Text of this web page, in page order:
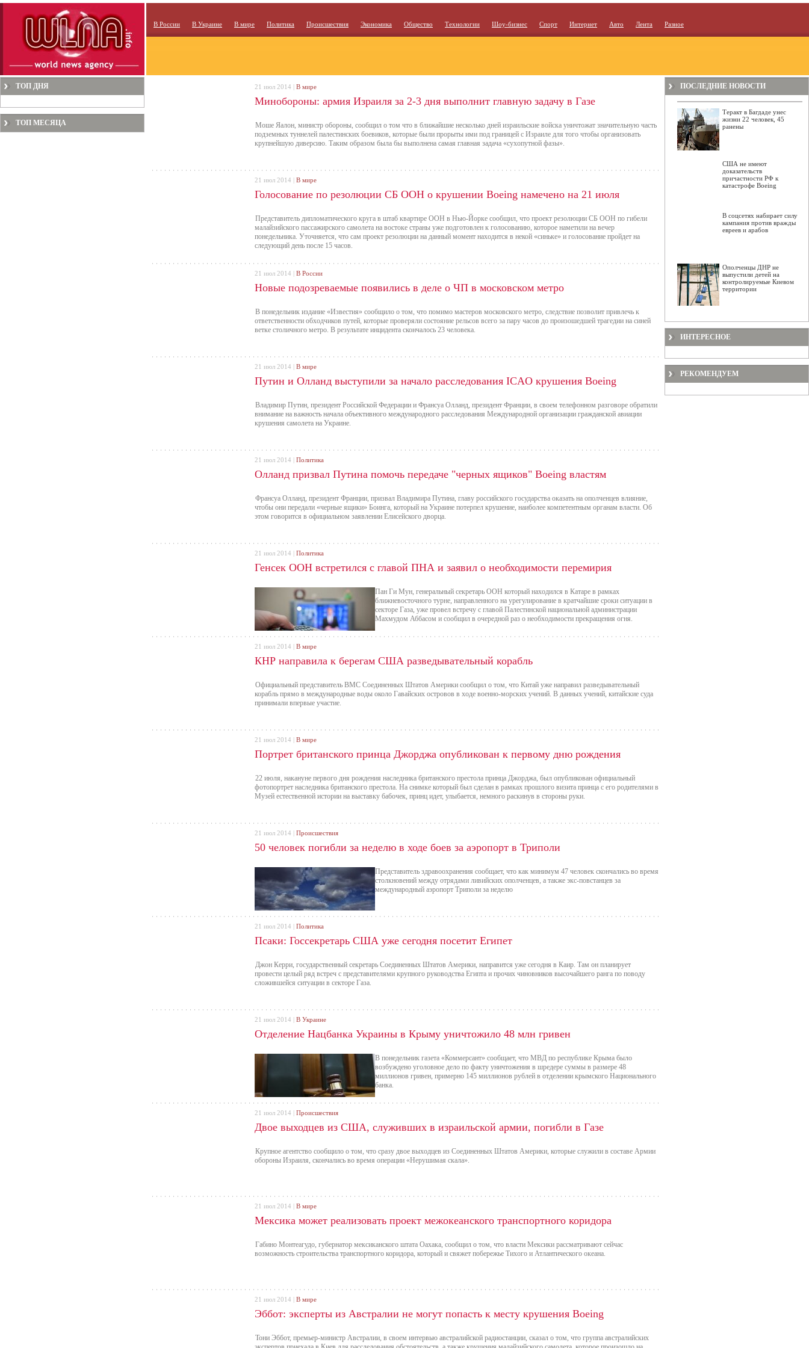
В России В Украине В мире Политика Происшествия Экономика Общество Технологии Шоу-бизнес Спорт Интернет Авто Лента Разное
ТОП ДНЯ
ТОП МЕСЯЦА
Минобороны: армия Израиля за 2-3 дня выполнит главную задачу в Газе
Моше Яалон, министр обороны, сообщил о том что в ближайшие несколько дней израильские войска уничтожат значительную часть
подземных туннелей палестинских боевиков, которые были прорыты ими под границей с Израиле для того чтобы организовать
крупнейшую диверсию. Таким образом была бы выполнена самая главная задача «сухопутной фазы».
21 июл 2014 | В мире
Голосование по резолюции СБ ООН о крушении Boeing намечено на 21 июля
Представитель дипломатического круга в штаб квартире ООН в Нью-Йорке сообщил, что проект резолюции СБ ООН по гибели
малайзийского пассажирского самолета на востоке страны уже подготовлен к голосованию, которое наметили на вечер
понедельника. Уточняется, что сам проект резолюции на данный момент находится в некой «синьке» и голосование пройдет на
следующий день после 15 часов.
21 июл 2014 | В мире
Новые подозреваемые появились в деле о ЧП в московском метро
В понедельник издание «Известия» сообщило о том, что помимо мастеров московского метро, следствие позволит привлечь к
ответственности обходчиков путей, которые проверяли состояние рельсов всего за пару часов до произошедшей трагедии на синей
ветке столичного метро. В результате инцидента скончалось 23 человека.
21 июл 2014 | В России
Путин и Олланд выступили за начало расследования ICAO крушения Boeing
Владимир Путин, президент Российской Федерации и Франсуа Олланд, президент Франции, в своем телефонном разговоре обратили
внимание на важность начала объективного международного расследования Международной организации гражданской авиации
крушения самолета на Украине.
21 июл 2014 | В мире
Олланд призвал Путина помочь передаче "черных ящиков" Boeing властям
Франсуа Олланд, президент Франции, призвал Владимира Путина, главу российского государства оказать на ополченцев влияние,
чтобы они передали «черные ящики» Боинга, который на Украине потерпел крушение, наиболее компетентным органам власти. Об
этом говорится в официальном заявлении Елисейского дворца.
21 июл 2014 | Политика
Генсек ООН встретился с главой ПНА и заявил о необходимости перемирия
Пан Ги Мун, генеральный секретарь ООН который находился в Катаре в рамках
ближневосточного турне, направленного на урегулирование в кратчайшие сроки ситуации в
секторе Газа, уже провел встречу с главой Палестинской национальной администрации
Махмудом Аббасом и сообщил в очередной раз о необходимости прекращения огня.
21 июл 2014 | Политика
КНР направила к берегам США разведывательный корабль
Официальный представитель ВМС Соединенных Штатов Америки сообщил о том, что Китай уже направил разведывательный
корабль прямо в международные воды около Гавайских островов в ходе военно-морских учений. В данных учений, китайские суда
принимали впервые участие.
21 июл 2014 | В мире
Портрет британского принца Джорджа опубликован к первому дню рождения
22 июля, накануне первого дня рождения наследника британского престола принца Джорджа, был опубликован официальный
фотопортрет наследника британского престола. На снимке который был сделан в рамках прошлого визита принца с его родителями в
Музей естественной истории на выставку бабочек, принц идет, улыбается, немного раскинув в стороны руки.
21 июл 2014 | В мире
50 человек погибли за неделю в ходе боев за аэропорт в Триполи
Представитель здравоохранения сообщает, что как минимум 47 человек скончались во время
столкновений между отрядами ливийских ополченцев, а также экс-повстанцев за
международный аэропорт Триполи за неделю
21 июл 2014 | Происшествия
Псаки: Госсекретарь США уже сегодня посетит Египет
Джон Керри, государственный секретарь Соединенных Штатов Америки, направится уже сегодня в Каир. Там он планирует
провести целый ряд встреч с представителями крупного руководства Египта и прочих чиновников высочайшего ранга по поводу
сложившейся ситуации в секторе Газа.
21 июл 2014 | Политика
Отделение Нацбанка Украины в Крыму уничтожило 48 млн гривен
В понедельник газета «Коммерсант» сообщает, что МВД по республике Крыма было
возбуждено уголовное дело по факту уничтожения в шредере суммы в размере 48
миллионов гривен, примерно 145 миллионов рублей в отделении крымского Национального
банка.
21 июл 2014 | В Украине
Двое выходцев из США, служивших в израильской армии, погибли в Газе
Крупное агентство сообщило о том, что сразу двое выходцев из Соединенных Штатов Америки, которые служили в составе Армии
обороны Израиля, скончались во время операции «Нерушимая скала».
21 июл 2014 | Происшествия
Мексика может реализовать проект межокеанского транспортного коридора
Габино Монтеагудо, губернатор мексиканского штата Оахака, сообщил о том, что власти Мексики рассматривают сейчас
возможность строительства транспортного коридора, который и свяжет побережье Тихого и Атлантического океана.
21 июл 2014 | В мире
Эббот: эксперты из Австралии не могут попасть к месту крушения Boeing
Тони Эббот, премьер-министр Австралии, в своем интервью австралийской радиостанции, сказал о том, что группа австралийских
21 июл 2014 | В мире
ПОСЛЕДНИЕ НОВОСТИ
Теракт в Багдаде унес
жизни 22 человек, 45
ранены
США не имеют
доказательств
причастности РФ к
катастрофе Boeing
В соцсетях набирает силу
кампания против вражды
евреев и арабов
Ополченцы ДНР не
выпустили детей на
контролируемые Киевом
территории
ИНТЕРЕСНОЕ
РЕКОМЕНДУЕМ